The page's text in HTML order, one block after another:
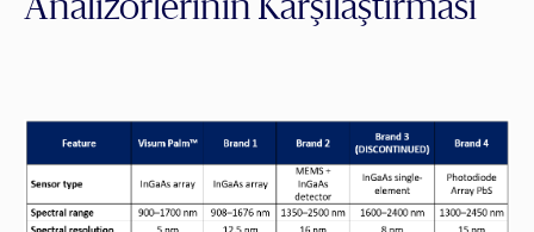
Analizörlerinin Karşılaştırması